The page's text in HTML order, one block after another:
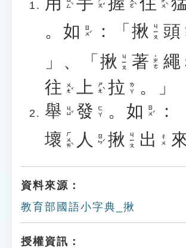
ㄩㄥˋ ㄕㄡˇ ㄨㄛˋ ㄓㄨˋ
。 如 ㄖㄨˊ ：「 揪 ㄐㄧㄡ 頭
」、「 揪 ㄐㄧㄡ 著 ˙ㄓㄜ 繩
往 ㄨㄤˇ 上 ㄕㄤˋ 拉 ㄌㄚ
。」
舉 ㄐㄩˇ 發 ㄈㄚ 。 如 ㄖㄨˊ ：
壞 ㄏㄨㄞˋ 人 ㄖㄣˊ 揪 ㄐㄧㄡ 出 ㄔㄨ
資料來源：
教育部國語小字典_揪
授權資訊：